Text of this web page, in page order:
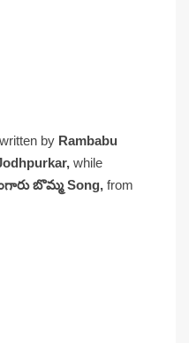
by Rambabu
while
బొమ్మ Song, from